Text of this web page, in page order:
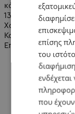
κάθετου
137,90€
Χωρίς ΦΠΑ:111,21€
Καλάθι
Επιθυμητόεπίσης
του
που